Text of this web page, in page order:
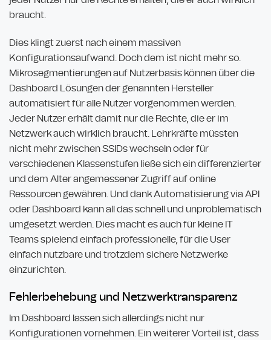
braucht.
Dies klingt zuerst nach einem massiven
Konfigurationsaufwand. Doch dem ist nicht mehr so.
Mikrosegmentierungen auf Nutzerbasis können über die
Dashboard Lösungen der genannten Hersteller
automatisiert für alle Nutzer vorgenommen werden.
Jeder Nutzer erhält damit nur die Rechte, die er im
Netzwerk auch wirklich braucht. Lehrkräfte müssten
nicht mehr zwischen SSIDs wechseln oder für
verschiedenen Klassenstufen ließe sich ein differenzierter
und dem Alter angemessener Zugriff auf online
Ressourcen gewähren. Und dank Automatisierung via API
oder Dashboard kann all das schnell und unproblematisch
umgesetzt werden. Dies macht es auch für kleine IT
Teams spielend einfach professionelle, für die User
einfach nutzbare und trotzdem sichere Netzwerke
einzurichten.
Fehlerbehebung und Netzwerktransparenz
Im Dashboard lassen sich allerdings nicht nur
Konfigurationen vornehmen. Ein weiterer Vorteil ist, dass